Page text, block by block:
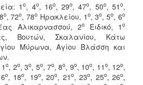
1ο, 4ο, 16ο, 29ο, 47ο, 50ο, 51ο,
ο, 72ο, 78ο Ηρακλείου, 1 ο, 3ο, 5ο, 6ο
Αλικαρνασσού, 2οΕιδικό, 1ο
Βουτών, Σκαλανίου, Κάτω
Μύρωνα, Αγίου Βλάσση και
ο, 2ο, 3ο, 5ο, 7ο, 8ο, 9ο, 10ο, 11 ο, 12ο,
ο, 18ο, 19ο, 20ο, 21 ο, 23ο, 25ο, 26ο,